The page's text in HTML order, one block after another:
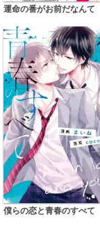
運命の番がお前だなんて
僕らの恋と青春のすべて